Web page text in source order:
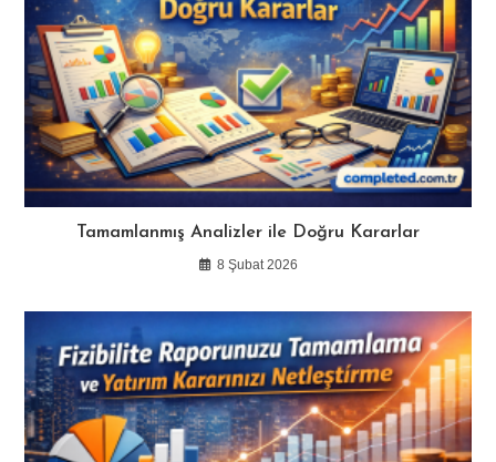
Tamamlanmış Analizler ile Doğru Kararlar
8 Şubat 2026